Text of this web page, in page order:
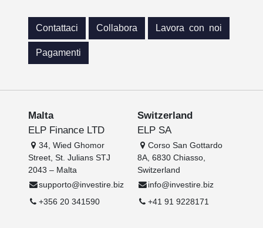
Contattaci Collabora Lavora con noi
Pagamenti
Malta
ELP Finance LTD
34, Wied Ghomor
Street, St. Julians STJ
2043 – Malta
supporto@investire.biz
+356 20 341590
Switzerland
ELP SA
Corso San Gottardo
8A, 6830 Chiasso,
Switzerland
info@investire.biz
+41 91 9228171